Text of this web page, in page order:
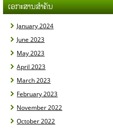
ເອກະສານສຳຄັນ
January 2024
June 2023
May 2023
April 2023
March 2023
February 2023
November 2022
October 2022